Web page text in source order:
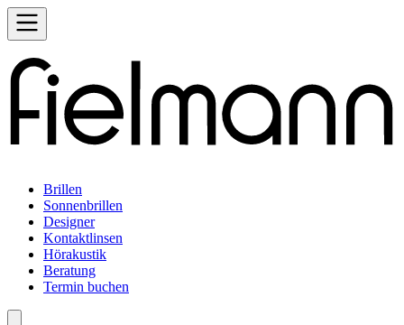
Brillen
Sonnenbrillen
Designer
Kontaktlinsen
Hörakustik
Beratung
Termin buchen